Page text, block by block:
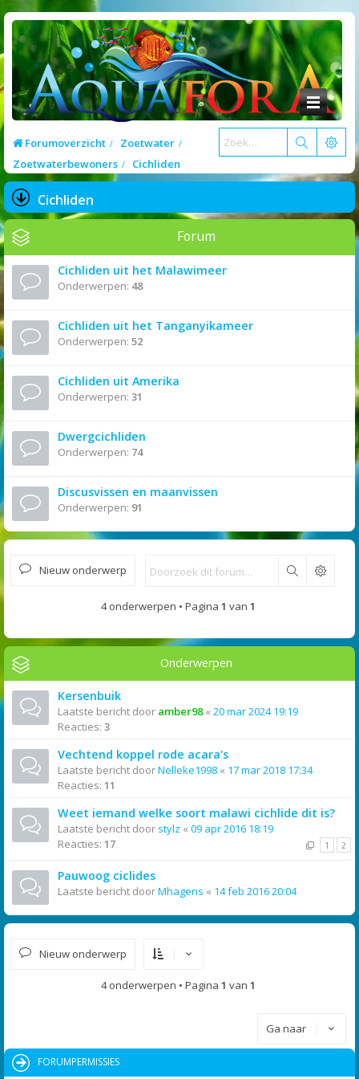
Forumoverzicht
Zoetwater
Zoetwaterbewoners
Cichliden
Cichliden
Forum
Cichliden uit het Malawimeer
Onderwerpen: 48
Cichliden uit het Tanganyikameer
Onderwerpen: 52
Cichliden uit Amerika
Onderwerpen: 31
Dwergcichliden
Onderwerpen: 74
Discusvissen en maanvissen
Onderwerpen: 91
Nieuw onderwerp Zoek
4 onderwerpen • Pagina 1 van 1
Onderwerpen
Kersenbuik
Laatste bericht door amber98« 20 mar 2024 19:19
Reacties: 3
Vechtend koppel rode acara's
Laatste bericht doorNelleke1998 « 17 mar 2018 17:34
Reacties: 11
Weet iemand welke soort malawi cichlide dit is?
Laatste bericht door stylz « 09 apr 2016 18:19
Reacties: 17 1 2
Pauwoog ciclides
Laatste bericht doorMhagens « 14 feb 2016 20:04
Nieuw onderwerp
4 onderwerpen • Pagina 1 van 1
Ga naar
FORUMPERMISSIES